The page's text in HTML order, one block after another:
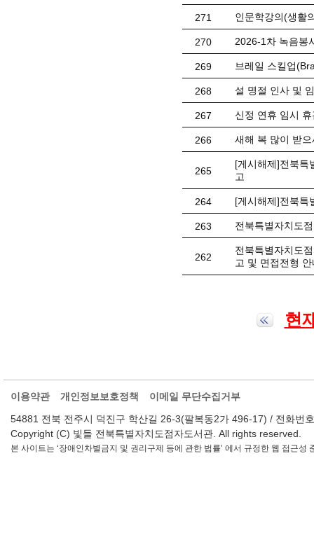
271 인문학강의(생활
270 2026-1차 녹음봉
269 브레일 스킬업
268 설 명절 인사 및
267 신정 연휴 임시
266 새해 복 많이 받
265
[게시해제]전북특
고
264 [게시해제]전북특
263 전북특별자치도
262
전북특별자치도
고 및 면접전형 안
현
이용약관 개인정보보호정책
이메일 무단수집거부
54881 전북 전주시 덕진구 학산길 26-3(팔복동2가 496-17) / 전화
Copyright (C) 빛들 전북특별자치도점자도서관. All rights reserved.
본 사이트는 ‘장애인차별금지 및 권리구제 등에 관한 법률’ 에서 규정한 웹 접근